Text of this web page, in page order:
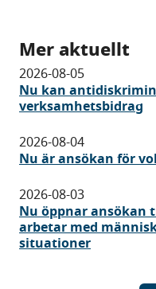
Mer aktuellt
2026-08-05
Nu kan
verksamhetsbidrag
2026-08-04
Nu är ansökan för
2026-08-03
Nu öppnar ansökan
arbetar med
situationer